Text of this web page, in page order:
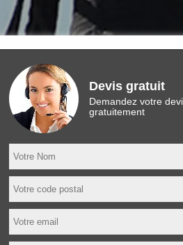
Devis gratuit
Demandez votre
gratuitement